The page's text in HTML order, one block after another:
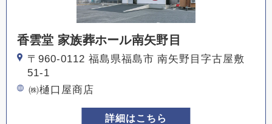
香雲堂 家族葬ホール南矢野目
〒960-0112 福島県福島市 南矢野目字古屋敷
51-1
㈱樋口屋商店
詳細はこちら